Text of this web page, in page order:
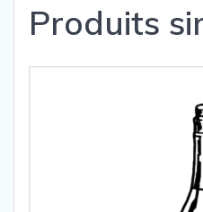
Produits